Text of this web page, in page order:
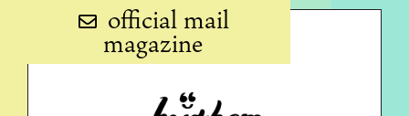
official mail
magazine